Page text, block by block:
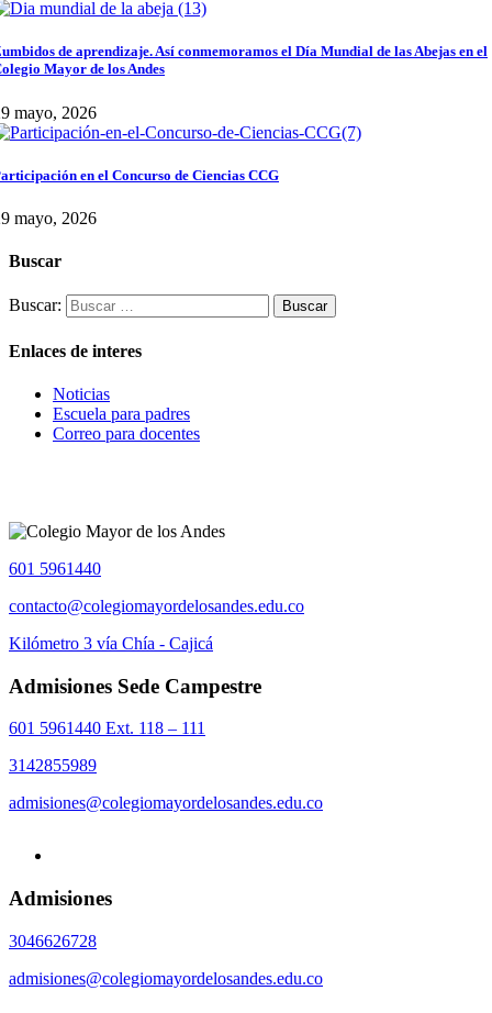
de aprendizaje. Así conmemoramos el Día Mundial de las Abejas en el
Mayor de los Andes
mayo, 2026
en el Concurso de Ciencias CCG
mayo, 2026
Buscar
Buscar:
Enlaces de interes
Noticias
Escuela para padres
Correo para docentes
601 5961440
contacto@colegiomayordelosandes.edu.co
Kilómetro 3 vía Chía - Cajicá
Admisiones Sede Campestre
601 5961440 Ext. 118 – 111
3142855989
admisiones@colegiomayordelosandes.edu.co
Admisiones
3046626728
admisiones@colegiomayordelosandes.edu.co